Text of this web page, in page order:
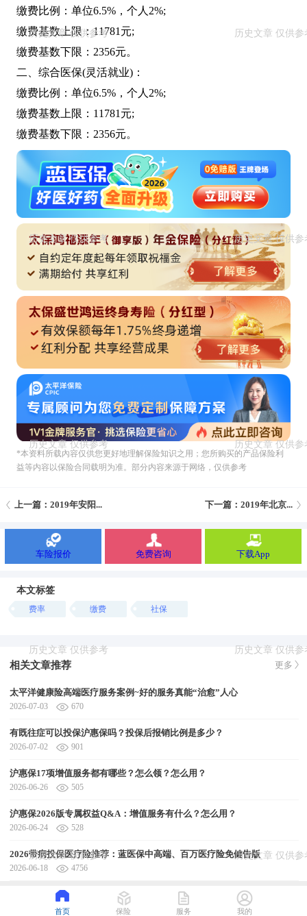
缴费比例：单位6.5%，个人2%;
缴费基数上限：11781元;
缴费基数下限：2356元。
二、综合医保(灵活就业)：
缴费比例：单位6.5%，个人2%;
缴费基数上限：11781元;
缴费基数下限：2356元。
*本资料所载內容仅供您更好地理解保险知识之用；您所购买的产品保险利
益等内容以保险合同载明为准。部分内容来源于网络，仅供参考
上一篇：2019年安阳... 下一篇：2019年北京...
车险报价 免费咨询 下载App
本文标签
费率 缴费 社保
相关文章推荐 更多
太平洋健康险高端医疗服务案例~好的服务真能“治愈”人心
2026-07-03 670
有既往症可以投保沪惠保吗？投保后报销比例是多少？
2026-07-02 901
沪惠保17项增值服务都有哪些？怎么领？怎么用？
2026-06-26 505
沪惠保2026版专属权益Q&A：增值服务有什么？怎么用？
2026-06-24 528
2026带病投保医疗险推荐：蓝医保中高端、百万医疗险免健告版
2026-06-18 4756
首页 保险 服务 我的